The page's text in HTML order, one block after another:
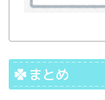
まとめ